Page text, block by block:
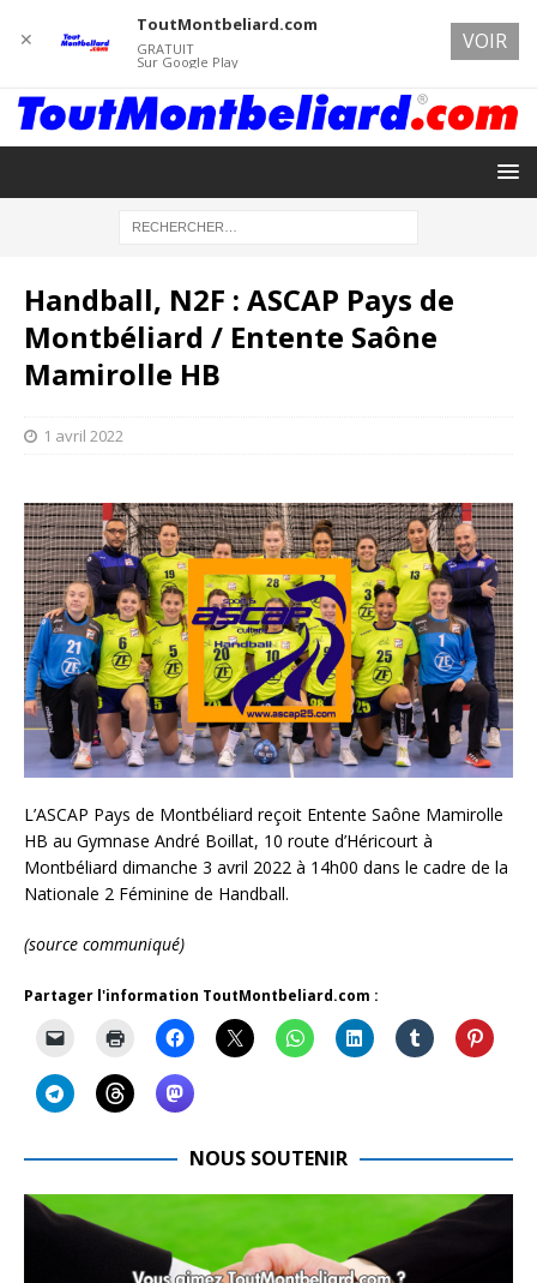
Handball, N2F : ASCAP Pays de
Montbéliard / Entente Saône
Mamirolle HB
1 avril 2022
L’ASCAP Pays de Montbéliard reçoit Entente Saône Mamirolle
HB au Gymnase André Boillat, 10 route d’Héricourt à
Montbéliard dimanche 3 avril 2022 à 14h00 dans le cadre de la
Nationale 2 Féminine de Handball.
(source communiqué)
Partager l'information ToutMontbeliard.com :
NOUS SOUTENIR
✕
ToutMontbeliard.com
GRATUIT
Sur Google Play
VOIR